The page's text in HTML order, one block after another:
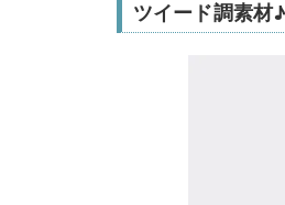
ツイード調素材